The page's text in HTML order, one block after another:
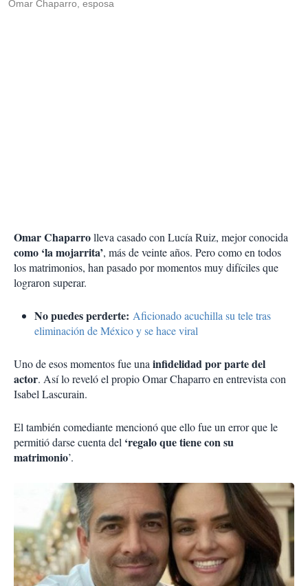
Omar Chaparro, esposa
Omar Chaparrolleva casado con Lucía Ruiz, mejor conocida
como ‘la mojarrita’, más de veinte años. Pero como en todos
los matrimonios, han pasado por momentos muy difíciles que
lograron superar.
No puedes perderte: Aficionado acuchilla su tele tras
eliminación de México y se hace viral
Uno de esos momentos fue unainfidelidad por parte del
actor. Así lo reveló el propio Omar Chaparro en entrevista con
Isabel Lascurain.
El también comediante mencionó que ello fue un error que le
permitió darse cuenta del ‘regalo que tiene con su
matrimonio’.